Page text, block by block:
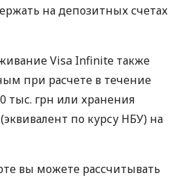
на депозитных счетах
Visa Infinite также
при расчете в течение
тыс. грн или хранения
по курсу НБУ) на
вы можете рассчитывать